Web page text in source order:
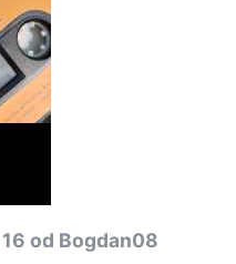
od Bogdan08